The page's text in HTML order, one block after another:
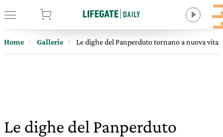
Home Gallerie Le dighe del Panperduto tornano a nuova vita.
Le dighe del Panperduto